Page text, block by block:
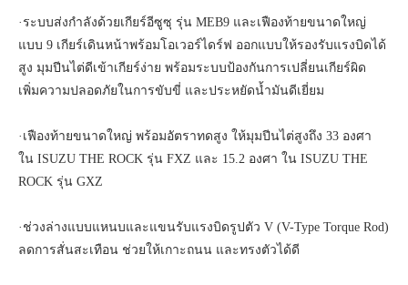
·ระบบส่งกำลังด้วยเกียร์อีซูซุ รุ่น MEB9 และเฟืองท้ายขนาดใหญ่
แบบ 9 เกียร์เดินหน้าพร้อมโอเวอร์ไดร์ฟ ออกแบบให้รองรับแรงบิดได้
สูง มุมปีนไต่ดีเข้าเกียร์ง่าย พร้อมระบบป้องกันการเปลี่ยนเกียร์ผิด
เพิ่มความปลอดภัยในการขับขี่ และประหยัดน้ำมันดีเยี่ยม
·เฟืองท้ายขนาดใหญ่ พร้อมอัตราทดสูง ให้มุมปีนไต่สูงถึง 33 องศา
ใน ISUZU THE ROCK รุ่น FXZ และ 15.2 องศา ใน ISUZU THE
ROCK รุ่น GXZ
·ช่วงล่างแบบแหนบและแขนรับแรงบิดรูปตัว V (V-Type Torque Rod)
ลดการสั่นสะเทือน ช่วยให้เกาะถนน และทรงตัวได้ดี